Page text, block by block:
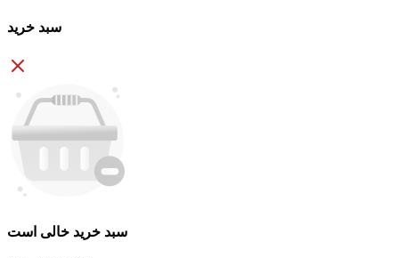
سبد خرید
سبد خرید خالی است